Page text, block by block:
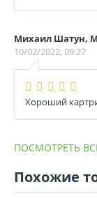
Михаил Шатун,
10/02/2022, 09:27
Хороший
ПОСМОТРЕТЬ
Похожие